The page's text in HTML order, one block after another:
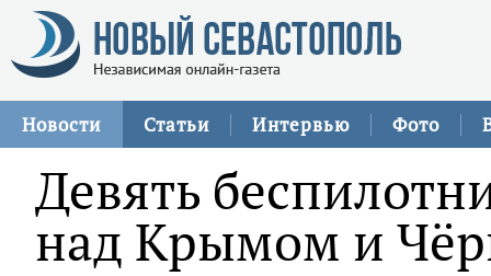
Новости Статьи Интервью Фото
Девять
над Крымом и